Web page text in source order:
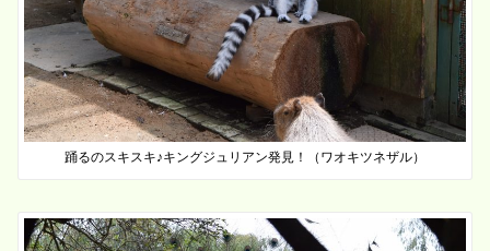
踊るのスキスキ♪キングジュリアン発見！（ワオキツネザル）